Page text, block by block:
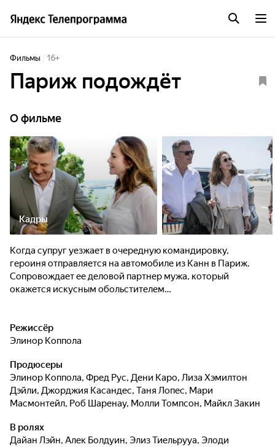
Фильмы 16+
Париж подождёт
О фильме
Кадры
Когда супруг уезжает в очередную командировку,
героиня отправляется на автомобиле из Канн в Париж.
Сопровождает ее деловой партнер мужа, который
окажется искусным обольстителем…
Режиссёр
Элинор Коппола
Продюсеры
Элинор Коппола, Фред Рус, Дени Каро, Лиза Хэмилтон
Дэйли, Джорджия Касандес, Таня Лопес, Мари
Масмонтейл, Роб Шаренау, Молли Томпсон, Майкл Закин
В ролях
Дайан Лэйн, Алек Болдуин, Элиз Тиельрууа, Элоди